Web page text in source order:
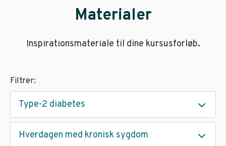
Materialer
Inspirationsmateriale til dine kursusforløb.
Filtrer:
Type-2 diabetes
Hverdagen med kronisk sygdom